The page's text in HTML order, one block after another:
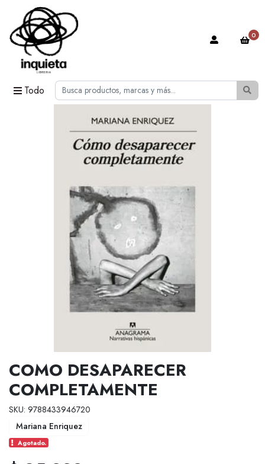
Todo
0
COMO DESAPARECER
COMPLETAMENTE
SKU: 9788433946720
Mariana Enriquez
Agotado.